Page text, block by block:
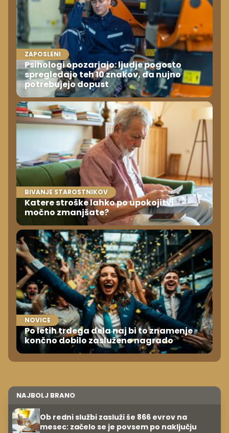
ZAPOSLENI
Psihologi opozarjajo: ljudje pogosto
spregledajo teh 10 znakov, da nujno
potrebujejo dopust
BIVANJE STAROSTNIKOV
Katere stroške lahko po upokojitvi
močno zmanjšate?
NOVICE
Po letih trdega dela naj bi to znamenje
končno dobilo zasluženo nagrado
NAJBOLJ BRANO
Ob redni službi zasluži še 866 evrov na
mesec: začelo se je povsem po naključju